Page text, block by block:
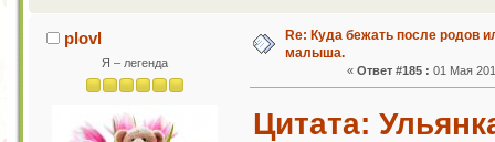
plovl
Я – легенда
Re: Куда бежать после родов
малыша.
«Ответ #185 : 01 Мая
Цитата: